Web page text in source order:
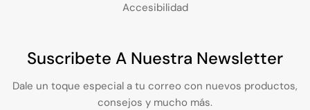
Accesibilidad
Suscribete A Nuestra Newsletter
Dale un toque especial a tu correo con nuevos productos,
consejos y mucho más.